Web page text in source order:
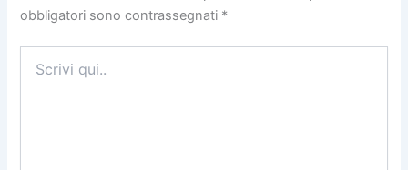
obbligatori sono contrassegnati *
qui..